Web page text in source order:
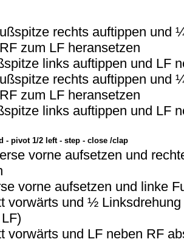
rechts auftippen und
zum LF heransetzen
links auftippen und LF
rechts auftippen und
zum LF heransetzen
links auftippen und LF
- pivot 1/2 left - step - close /clap
vorne aufsetzen und
vorne aufsetzen und linke
vorwärts und ½
vorwärts und LF neben RF